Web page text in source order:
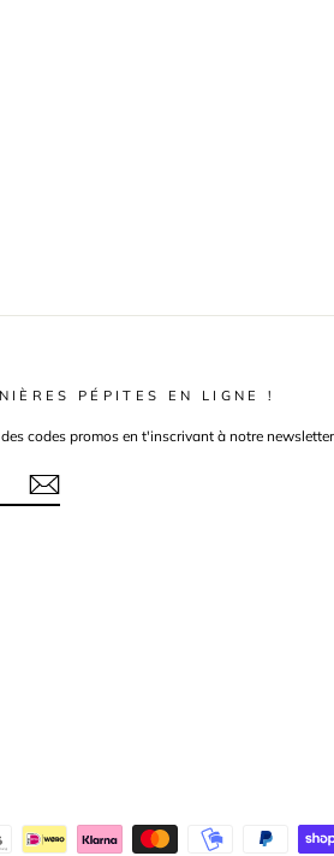
PÉPITES EN LIGNE !
codes promos en t'inscrivant à notre